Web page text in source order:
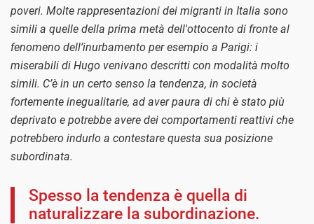
poveri. Molte rappresentazioni dei migranti in Italia sono
simili a quelle della prima metà dell'ottocento di fronte al
fenomeno dell’inurbamento per esempio a Parigi: i
miserabili di Hugo venivano descritti con modalità molto
simili. C’è in un certo senso la tendenza, in società
fortemente inegualitarie, ad aver paura di chi è stato più
deprivato e potrebbe avere dei comportamenti reattivi che
potrebbero indurlo a contestare questa sua posizione
subordinata.
Spesso la tendenza è quella di
naturalizzare la subordinazione.